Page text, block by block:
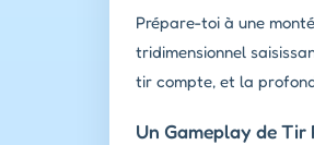
Prépare-toi à une
tridimensionnel
tir compte, et la
Un Gameplay de Tir